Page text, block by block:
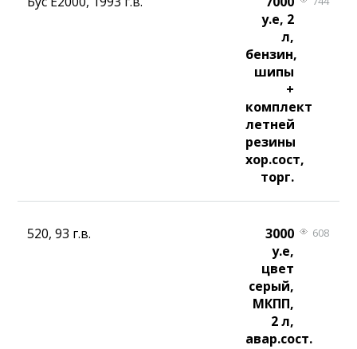
у.е, 2
л,
бензин,
шипы
+
комплект
летней
резины
хор.сост,
торг.
520, 93 г.в.
3000
у.е,
цвет
серый,
МКПП,
2 л,
авар.сост.
608